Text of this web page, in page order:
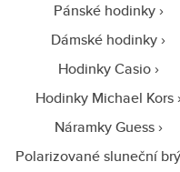
Pánské hodinky
Dámské hodinky
Hodinky Casio
Hodinky Michael Kors
Náramky Guess
Polarizované sluneční